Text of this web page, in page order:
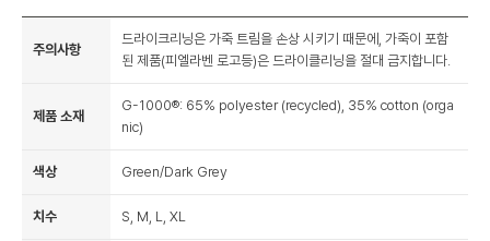
주의사항
드라이크리닝은 가죽 트림을 손상 시키기 때문에, 가죽이 포함
된 제품(피엘라벤 로고등)은 드라이클리닝을 절대 금지합니다.
제품 소재
G-1000®: 65% polyester (recycled), 35% cotton (orga
nic)
색상 Green/Dark Grey
치수 S, M, L, XL